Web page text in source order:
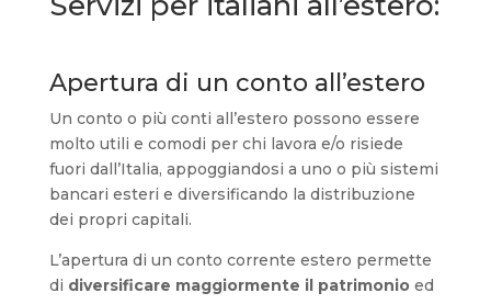
Apertura di un conto all’estero
Un conto o più conti all’estero possono essere
molto utili e comodi per chi lavora e/o risiede
fuori dall’Italia, appoggiandosi a uno o più sistemi
bancari esteri e diversificando la distribuzione
dei propri capitali.
L’apertura di un conto corrente estero permette
di diversificare maggiormente il patrimonio ed